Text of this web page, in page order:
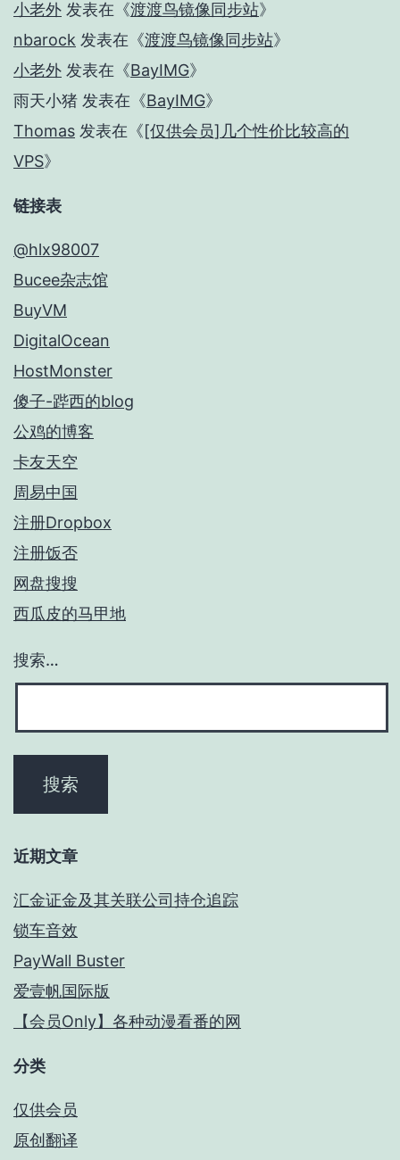
小老外 发表在《渡渡鸟镜像同步站》
nbarock 发表在《渡渡鸟镜像同步站》
小老外 发表在《BayIMG》
雨天小猪 发表在《BayIMG》
Thomas 发表在《[仅供会员]几个性价比较高的
VPS》
链接表
@hlx98007
Bucee杂志馆
BuyVM
DigitalOcean
HostMonster
傻子-跸西的blog
公鸡的博客
卡友天空
周易中国
注册Dropbox
注册饭否
网盘搜搜
西瓜皮的马甲地
搜索…
近期文章
汇金证金及其关联公司持仓追踪
锁车音效
PayWall Buster
爱壹帆国际版
【会员Only】各种动漫看番的网
分类
仅供会员
原创翻译